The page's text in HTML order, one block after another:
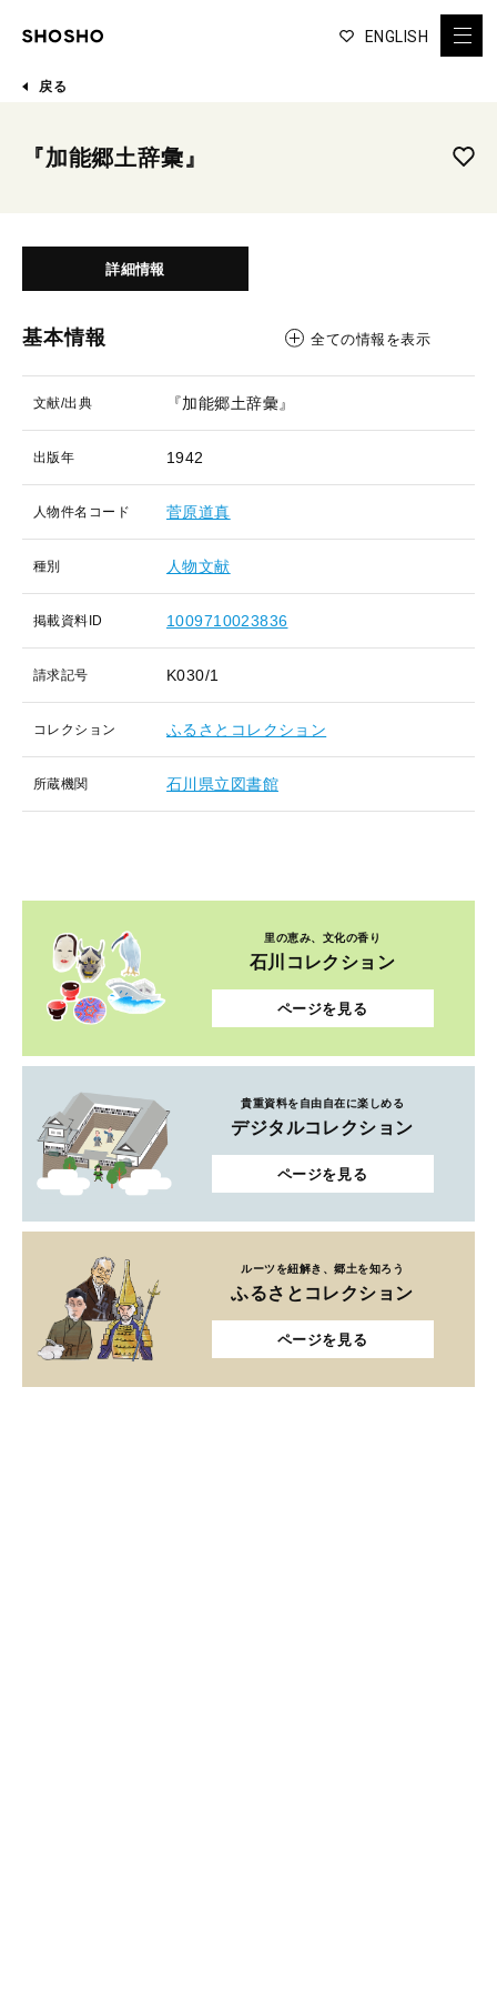
ENGLISH
戻る
『加能郷土辞彙』
詳細情報
基本情報 全ての情報を表示
文献/出典 『加能郷土辞彙』
出版年 1942
人物件名コード 菅原道真
種別 人物文献
掲載資料ID 1009710023836
請求記号 K030/1
コレクション ふるさとコレクション
所蔵機関 石川県立図書館
里の恵み、文化の香り
石川コレクション
ページを見る
貴重資料を自由自在に楽しめる
デジタルコレクション
ページを見る
ルーツを紐解き、郷土を知ろう
ふるさとコレクション
ページを見る